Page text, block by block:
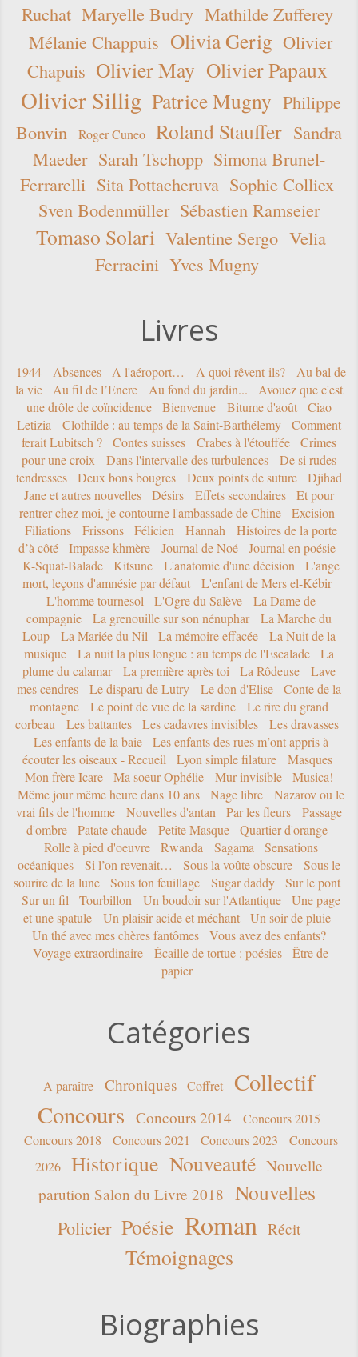
Ruchat Maryelle Budry Mathilde Zufferey
Mélanie Chappuis Olivia Gerig Olivier
Chapuis Olivier May Olivier Papaux
Olivier Sillig Patrice Mugny Philippe
Bonvin
Roger Cuneo Roland Stauffer Sandra
Maeder Sarah Tschopp Simona Brunel-
Ferrarelli Sita Pottacheruva Sophie Colliex
Sven Bodenmüller Sébastien Ramseier
Tomaso Solari Valentine Sergo Velia
Ferracini Yves Mugny
Livres
1944 Absences A l'aéroport… A quoi rêvent-ils?
Au bal de
la vie
Au fil de l’Encre Au fond du jardin...
Avouez que c'est
une drôle de coïncidence
Bienvenue Bitume d'août
Ciao
Letizia
Clothilde : au temps de la Saint-Barthélemy
Comment
ferait Lubitsch ?
Contes suisses Crabes à l'étouffée
Crimes
pour une croix
Dans l'intervalle des turbulences
De si rudes
tendresses
Deux bons bougres Deux points de suture
Djihad
Jane et autres nouvelles
Désirs Effets secondaires
Et pour
rentrer chez moi, je contourne l'ambassade de Chine
Excision
Filiations
Frissons Félicien Hannah
Histoires de la porte
d’à côté
Impasse khmère Journal de Noé
Journal en poésie
K-Squat-Balade
Kitsune L'anatomie d'une décision
L'ange
mort, leçons d'amnésie par défaut
L'enfant de Mers el-Kébir
L'homme tournesol
L'Ogre du Salève
La Dame de
compagnie
La grenouille sur son nénuphar
La Marche du
Loup
La Mariée du Nil La mémoire effacée
La Nuit de la
musique
La nuit la plus longue : au temps de l'Escalade
La
plume du calamar
La première après toi La Rôdeuse
Lave
mes cendres
Le disparu de Lutry
Le don d'Elise - Conte de la
montagne
Le point de vue de la sardine
Le rire du grand
corbeau
Les battantes Les cadavres invisibles
Les dravasses
Les enfants de la baie
Les enfants des rues m’ont appris à
écouter les oiseaux - Recueil
Lyon simple filature
Masques
Mon frère Icare - Ma soeur Ophélie
Mur invisible
Musica!
Même jour même heure dans 10 ans
Nage libre
Nazarov ou le
vrai fils de l'homme
Nouvelles d'antan Par les fleurs
Passage
d'ombre
Patate chaude Petite Masque
Quartier d'orange
Rolle à pied d'oeuvre
Rwanda Sagama
Sensations
océaniques
Si l’on revenait… Sous la voûte obscure
Sous le
sourire de la lune
Sous ton feuillage Sugar daddy
Sur le pont
Sur un fil
Tourbillon Un boudoir sur l'Atlantique
Une page
et une spatule
Un plaisir acide et méchant
Un soir de pluie
Un thé avec mes chères fantômes
Vous avez des enfants?
Voyage extraordinaire
Écaille de tortue : poésies
Être de
papier
Catégories
A paraître Chroniques Coffret
Collectif
Concours Concours 2014
Concours 2015
Concours 2018
Concours 2021 Concours 2023
Concours
2026
Historique Nouveauté Nouvelle
parution Salon du Livre 2018 Nouvelles
Policier Poésie Roman Récit
Témoignages
Biographies